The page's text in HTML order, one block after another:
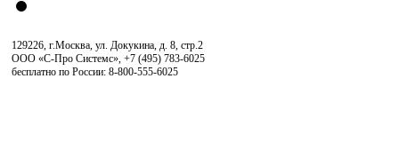
129226, г.Москва, ул. Докукина, д. 8, стр.2
ООО «С-Про Системс» +7 (495) 783-6025
бесплатно по России: 8-800-555-6025